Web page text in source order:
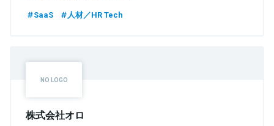
SaaS
人材／HR Tech
株式会社オロ